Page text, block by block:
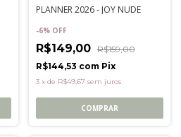
PLANNER 2026 - JOY NUDE
-6% OFF
R$149,00 R$159,00
R$144,53 com Pix
3 x de R$49,67 sem juros
COMPRAR